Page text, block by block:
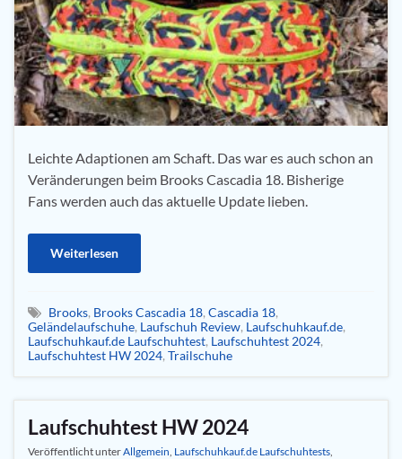
Leichte Adaptionen am Schaft. Das war es auch schon an
Veränderungen beim Brooks Cascadia 18. Bisherige
Fans werden auch das aktuelle Update lieben.
Weiterlesen
Brooks, Brooks Cascadia 18, Cascadia 18,
Geländelaufschuhe, Laufschuh Review, Laufschuhkauf.de,
Laufschuhkauf.de Laufschuhtest, Laufschuhtest 2024,
Laufschuhtest HW 2024, Trailschuhe
Laufschuhtest HW 2024
Veröffentlicht unterAllgemein Laufschuhkauf.de Laufschuhtests